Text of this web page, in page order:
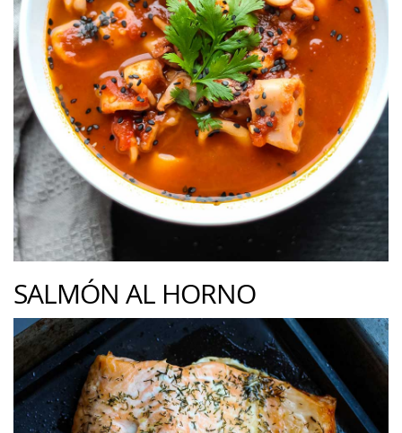
SALMÓN AL HORNO